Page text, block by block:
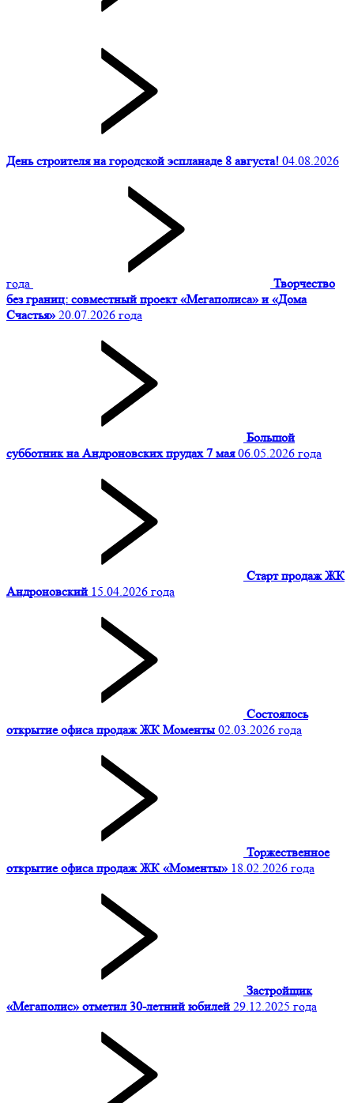
День строителя на городской эспланаде 8 августа! 04.08.2026
года
Творчество
без границ: совместный проект «Мегаполиса» и «Дома
Счастья» 20.07.2026 года
Большой
субботник на Андроновских прудах 7 мая 06.05.2026 года
Старт продаж ЖК
Андроновский 15.04.2026 года
Состоялось
открытие офиса продаж ЖК Моменты 02.03.2026 года
Торжественное
открытие офиса продаж ЖК «Моменты» 18.02.2026 года
Застройщик
«Мегаполис» отметил 30-летний юбилей 29.12.2025 года